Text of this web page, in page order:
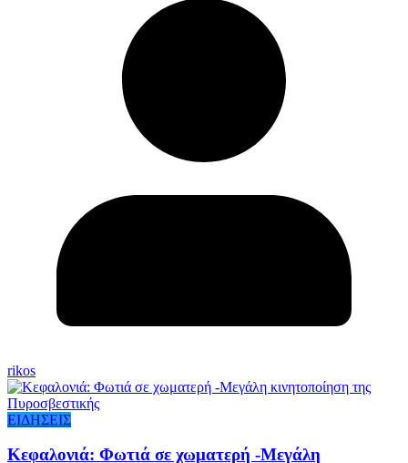
rikos
ΕΙΔΗΣΕΙΣ
Κεφαλονιά: Φωτιά σε χωματερή -Μεγάλη